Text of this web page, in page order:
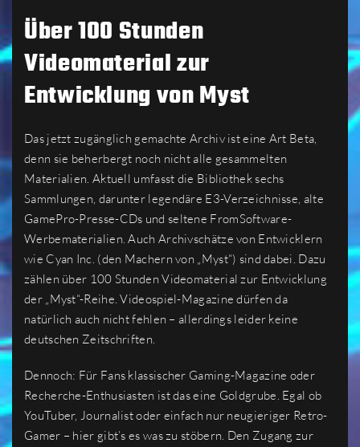
Über 100 Stunden
Videomaterial zur
Entwicklung von Myst
Das jetzt zugänglich gemachte Archiv ist eine Art Beta,
denn sie beherbergt noch nicht alle gesammelten
Materialien. Aktuell umfasst die Bibliothek sechs
Sammlungen, darunter legendäre E3-Verzeichnisse, alte
GamePro-Presse-CDs und seltene FromSoftware-
Werbematerialien. Auch Archivschätze von Entwicklern
wie Cyan Inc. (den Machern von „Myst“) sind dabei. Dazu
zählen über 100 Stunden Videomaterial zur Entwicklung
der „Myst“-Reihe. Videospiel-Magazine dürfen da
natürlich auch nicht fehlen – allerdings leider keine
deutschen Zeitschriften.
Dennoch: Für Fans klassischer Gaming-Magazine oder
Recherche-Enthusiasten ist das eine Goldgrube. Egal ob
YouTuber, Journalist oder einfach nur neugieriger Retro-
Gamer – hier gibt’s es was zu stöbern. Den Zugang zur